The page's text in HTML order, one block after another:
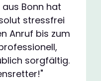
Bonn hat
stressfrei
Anruf bis zum
sorgfältig.